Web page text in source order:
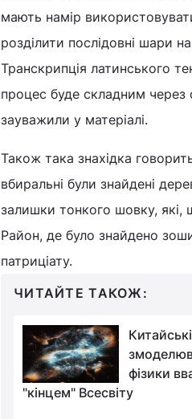
мають намір
розділити послідовні шари
Транскрипція латинського
процес буде складним через
зауважили у матеріалі.
Також така знахідка
вбиральні були знайдені
залишки тонкого шовку, які,
Район, де було знайдено
патриціату.
ЧИТАЙТЕ ТАКОЖ:
фізики
"кінцем" Всесвіту